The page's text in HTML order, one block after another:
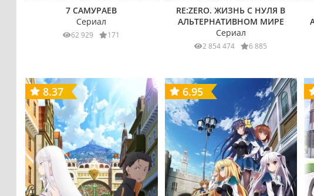
7 САМУРАЕВ
Сериал
62 929 171
RE:ZERO. ЖИЗНЬ С НУЛЯ В
АЛЬТЕРНАТИВНОМ МИРЕ
Сериал
2 854 474 6 885
8.37 6.95